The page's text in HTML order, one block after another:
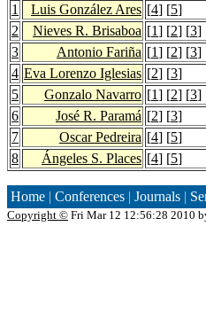
1 Luis González Ares [4] [5]
2
Nieves R. Brisaboa [1] [2] [3]
3
Antonio Fariña [1] [2] [3]
4 Eva Lorenzo Iglesias [2] [3]
5
Gonzalo Navarro [1] [2] [3]
6
José R. Paramá [2] [3]
7
Oscar Pedreira [4] [5]
8
Ángeles S. Places [4] [5]
Home | Conferences | Journals |
Copyright © Fri Mar 12 12:56:28 2010